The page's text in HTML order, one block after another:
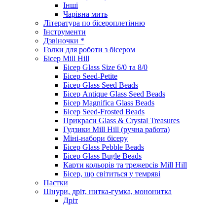
Інші
Чарівна мить
Література по бісероплетінню
Інструменти
Дзвіночки *
Голки для роботи з бісером
Бісер Mill Hill
Бісер Glass Size 6/0 та 8/0
Бісер Seed-Petite
Бісер Glass Seed Beads
Бісер Antique Glass Seed Beads
Бісер Magnifica Glass Beads
Бісер Seed-Frosted Beads
Прикраси Glass & Crystal Treasures
Гудзики Mill Hill (ручна работа)
Міні-набори бісеру
Бісер Glass Pebble Beads
Бісер Glass Bugle Beads
Карти кольорів та трежерсів Mill Hill
Бісер, що світиться у темряві
Паєтки
Шнури, дріт, нитка-гумка, мононитка
Дріт